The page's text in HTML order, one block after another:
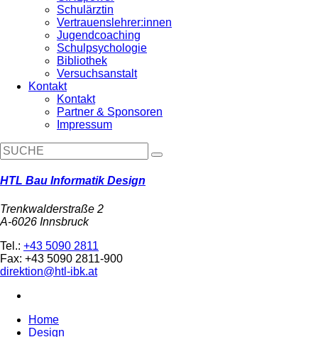
Schulärztin
Vertrauenslehrer:innen
Jugendcoaching
Schulpsychologie
Bibliothek
Versuchsanstalt
Kontakt
Kontakt
Partner & Sponsoren
Impressum
HTL Bau Informatik Design
Trenkwalderstraße 2
A-6026 Innsbruck
Tel.: +43 5090 2811
Fax: +43 5090 2811-900
direktion@htl-ibk.at
Home
Design